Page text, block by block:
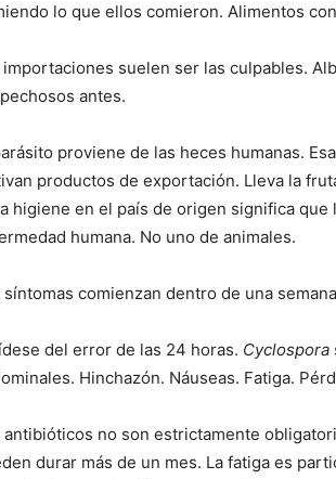
lo que ellos comieron. Alimentos
importaciones suelen ser las culpables.
antes.
proviene de las heces humanas.
productos de exportación. Lleva la
higiene en el país de origen significa
humana. No uno de animales.
síntomas comienzan dentro de una
del error de las 24 horas. Cyclospora
Hinchazón. Náuseas. Fatiga.
antibióticos no son estrictamente
durar más de un mes. La fatiga es